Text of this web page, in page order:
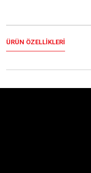
ÜRÜN ÖZELLIKLERI